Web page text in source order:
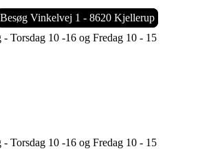
Torsdag 10 -16 og Fredag 10 - 15
Torsdag 10 -16 og Fredag 10 - 15
Besøg Vinkelvej 1 - 8620 Kjellerup
Besøg Vinkelvej 1 - 8620 Kjellerup